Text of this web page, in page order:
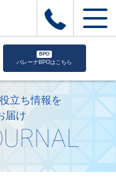
BPO
バレーナBPOはこちら
立ち情報を
届け